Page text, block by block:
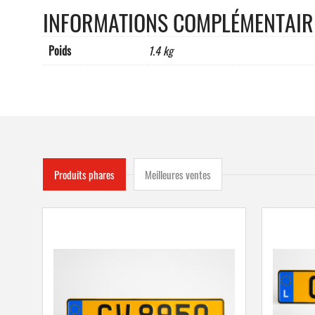
INFORMATIONS
Poids 1.4 kg
Produits phares Meilleures ventes